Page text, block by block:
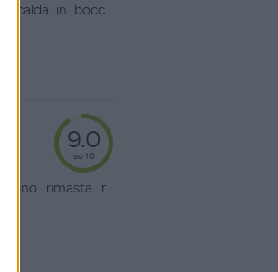
calda in bocc...
9.0
su 10
rimasta r...